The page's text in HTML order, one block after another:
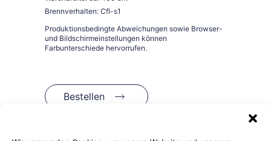
Brennverhalten: Cfl-s1
Bestellen